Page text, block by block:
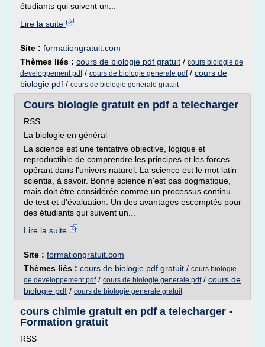
étudiants qui suivent un...
Lire la suite
Site : formationgratuit.com
Thèmes liés : cours de biologie pdf gratuit / cours biologie de
developpement pdf/ cours de biologie generale pdf/ cours de
biologie pdf / cours de biologie generale gratuit
Cours biologie gratuit en pdf a telecharger
RSS
La biologie en général
La science est une tentative objective, logique et
reproductible de comprendre les principes et les forces
opérant dans l'univers naturel. La science est le mot latin
scientia, à savoir. Bonne science n'est pas dogmatique,
mais doit être considérée comme un processus continu
de test et d'évaluation. Un des avantages escomptés pour
des étudiants qui suivent un...
Lire la suite
Site : formationgratuit.com
Thèmes liés : cours de biologie pdf gratuit / cours biologie
de developpement pdf/ cours de biologie generale pdf/ cours de
biologie pdf / cours de biologie generale gratuit
cours chimie gratuit en pdf a telecharger -
Formation gratuit
RSS